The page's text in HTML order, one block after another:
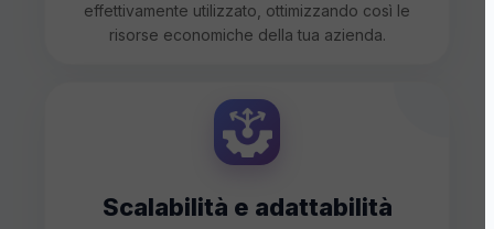
effettivamente utilizzato, ottimizzando così le
risorse economiche della tua azienda.
Scalabilità e adattabilità